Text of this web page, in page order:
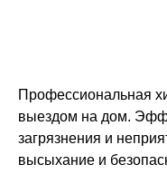
Профессиональная
выездом на дом.
загрязнения и
высыхание и